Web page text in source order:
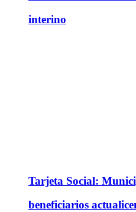
interino
Tarjeta Social:
beneficiarios